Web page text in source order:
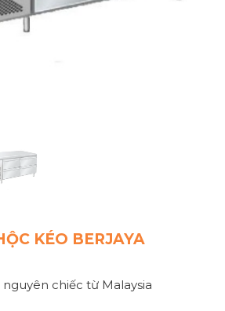
KÉO BERJAYA
chiếc từ Malaysia